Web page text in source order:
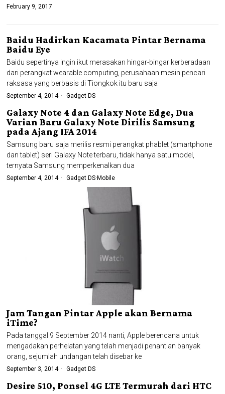
February 9, 2017
Baidu Hadirkan Kacamata Pintar Bernama
Baidu Eye
Baidu sepertinya ingin ikut merasakan hingar-bingar kerberadaan
dari perangkat wearable computing, perusahaan mesin pencari
raksasa yang berbasis di Tiongkok itu baru saja
September 4, 2014 Gadget DS
Galaxy Note 4 dan Galaxy Note Edge, Dua
Varian Baru Galaxy Note Dirilis Samsung
pada Ajang IFA 2014
Samsung baru saja merilis resmi perangkat phablet (smartphone
dan tablet) seri Galaxy Note terbaru, tidak hanya satu model,
ternyata Samsung memperkenalkan dua
September 4, 2014 Gadget DS·Mobile
Jam Tangan Pintar Apple akan Bernama
iTime?
Pada tanggal 9 September 2014 nanti, Apple berencana untuk
mengadakan perhelatan yang telah menjadi penantian banyak
orang, sejumlah undangan telah disebar ke
September 3, 2014 Gadget DS
Desire 510, Ponsel 4G LTE Termurah dari HTC